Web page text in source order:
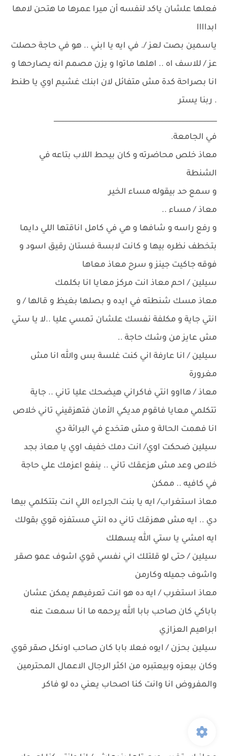
فعلها علشان ياكد لنفسه أن ميرا عمرها ما هتحن لامها
ابداااا
ياسمين بصت لعز /. في ايه يا ابني .. هو في حاجة حصلت
عز / للاسف اه .. اهلها ماتوا و يزن مصمم انه يصارحها و
انا بصراحة كدة مش متفائل لان ابنك غشيم اوي يا طنط
. ربنا يستر
______________________________________________
في الجامعة.
معاذ خلص محاضرته و كان بيحط اللاب بتاعه في
الشنطة
و سمع حد بيقوله مساء الخير
معاذ / مساء ..
و رفع راسه و شافها و هي في كامل اناقتها اللي دايما
بتخطف نظره بيها و كانت لابسة فستان رقيق اسود و
فوقه جاكيت جينز و سرح معاذ معاها
سيلين / احم معاذ انت مركز معايا انا بكلمك
معاذ مسك شنطته في ايده و بصلها بغيظ و قالها / و
انتي جاية و مكلفة نفسك علشان تمسي عليا ..لا يا ستي
مش عايز من وشك حاجة ..
سيلين / انا عارفة اني كنت غلسة بس والله انا مش
مغرورة
معاذ / هااوو انتي فاكراني هيضحك عليا تاني .. جاية
تتكلمي معايا فاقوم مديكي الأمان فتهزقيني تاني خلاص
انا فهمت الحالة و مش هتخدع في البرائة دي
سيلين ضحكت اوي/ انت دمك خفيف اوي يا معاذ بجد
خلاص وعد مش هزعقك تاني .. ينفع اعزمك علي حاجة
في كافيه .. ممكن
معاذ استغراب/ ايه يا بنت الجراءه اللي انت بتتكلمي بيها
دي .. ايه مش ههزقك تاني ده انتي مستفزه قوي بقولك
ايه امشي يا ستي الله يسهلك
سيلين / حتى لو قلتلك اني نفسي قوي اشوف عمو صقر
واشوف جميله وكارمن
معاذ استغرب / ايه ده هو انت تعرفيهم يمكن عشان
باباكي كان صاحب بابا الله يرحمه ما انا سمعت عنه
ابراهيم العزازي
سيلين بحزن / ايوه فعلا بابا كان صاحب اونكل صقر قوي
وكان بيعزه وبيعتبره من اكثر الرجال الاعمال المحترمين
والمفروض انا وانت كنا اصحاب يعني ده لو فاكر